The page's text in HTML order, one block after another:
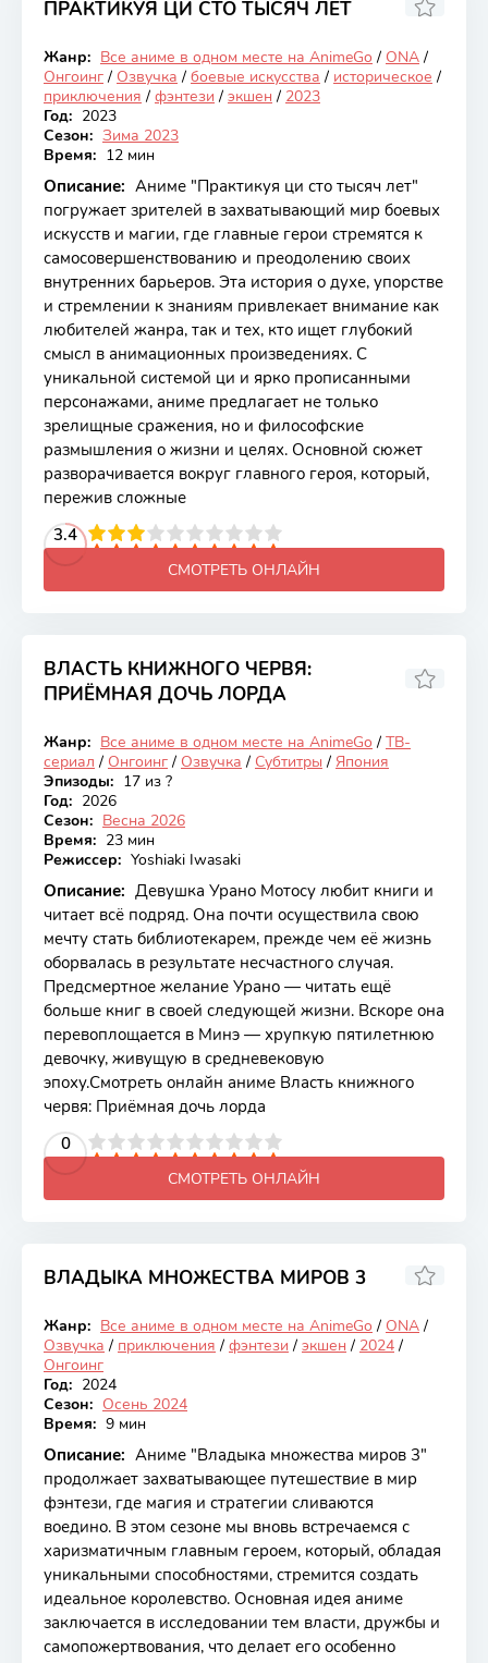
ПРАКТИКУЯ ЦИ СТО ТЫСЯЧ ЛЕТ
Онгоинг
7.41
Жанр: Все аниме в одном месте на AnimeGo / ONA /
Онгоинг / Озвучка / боевые искусства / историческое /
приключения / фэнтези / экшен / 2023
Год: 2023
Сезон: Зима 2023
Время: 12 мин
Описание: Аниме "Практикуя ци сто тысяч лет"
погружает зрителей в захватывающий мир боевых
искусств и магии, где главные герои стремятся к
самосовершенствованию и преодолению своих
внутренних барьеров. Эта история о духе, упорстве
и стремлении к знаниям привлекает внимание как
любителей жанра, так и тех, кто ищет глубокий
смысл в анимационных произведениях. С
уникальной системой ци и ярко прописанными
персонажами, аниме предлагает не только
зрелищные сражения, но и философские
размышления о жизни и целях. Основной сюжет
разворачивается вокруг главного героя, который,
пережив сложные
3.4
4 5 6 7 8 9 10
СМОТРЕТЬ ОНЛАЙН
ВЛАСТЬ КНИЖНОГО ЧЕРВЯ:
ПРИЁМНАЯ ДОЧЬ ЛОРДА
Онгоинг
7.79
Жанр: Все аниме в одном месте на AnimeGo / ТВ-
сериал / Онгоинг / Озвучка / Субтитры / Япония
Эпизоды: 17 из ?
Год: 2026
Сезон: Весна 2026
Время: 23 мин
Режиссер: Yoshiaki Iwasaki
Описание: Девушка Урано Мотосу любит книги и
читает всё подряд. Она почти осуществила свою
мечту стать библиотекарем, прежде чем её жизнь
оборвалась в результате несчастного случая.
Предсмертное желание Урано — читать ещё
больше книг в своей следующей жизни. Вскоре она
перевоплощается в Минэ — хрупкую пятилетнюю
девочку, живущую в средневековую
эпоху.Смотреть онлайн аниме Власть книжного
червя: Приёмная дочь лорда
0
4 5 6 7 8 9 10
СМОТРЕТЬ ОНЛАЙН
ВЛАДЫКА МНОЖЕСТВА МИРОВ 3
Онгоинг
7.2
Жанр: Все аниме в одном месте на AnimeGo / ONA /
Озвучка / приключения / фэнтези / экшен / 2024 /
Онгоинг
Год: 2024
Сезон: Осень 2024
Время: 9 мин
Описание: Аниме "Владыка множества миров 3"
продолжает захватывающее путешествие в мир
фэнтези, где магия и стратегии сливаются
воедино. В этом сезоне мы вновь встречаемся с
харизматичным главным героем, который, обладая
уникальными способностями, стремится создать
идеальное королевство. Основная идея аниме
заключается в исследовании тем власти, дружбы и
самопожертвования, что делает его особенно